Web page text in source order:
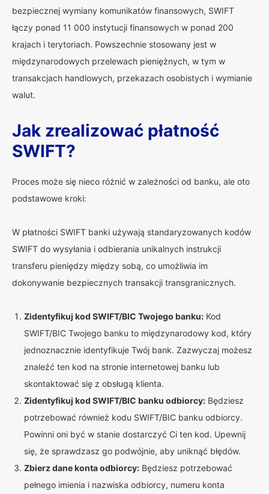
bezpiecznej wymiany komunikatów finansowych, SWIFT
łączy ponad 11 000 instytucji finansowych w ponad 200
krajach i terytoriach. Powszechnie stosowany jest w
międzynarodowych przelewach pieniężnych, w tym w
transakcjach handlowych, przekazach osobistych i wymianie
walut.
Jak zrealizować płatność
SWIFT?
Proces może się nieco różnić w zależności od banku, ale oto
podstawowe kroki:
W płatności SWIFT banki używają standaryzowanych kodów
SWIFT do wysyłania i odbierania unikalnych instrukcji
transferu pieniędzy między sobą, co umożliwia im
dokonywanie bezpiecznych transakcji transgranicznych.
Zidentyfikuj kod SWIFT/BIC Twojego banku: Kod
SWIFT/BIC Twojego banku to międzynarodowy kod, który
jednoznacznie identyfikuje Twój bank. Zazwyczaj możesz
znaleźć ten kod na stronie internetowej banku lub
skontaktować się z obsługą klienta.
Zidentyfikuj kod SWIFT/BIC banku odbiorcy: Będziesz
potrzebować również kodu SWIFT/BIC banku odbiorcy.
Powinni oni być w stanie dostarczyć Ci ten kod. Upewnij
się, że sprawdzasz go podwójnie, aby uniknąć błędów.
Zbierz dane konta odbiorcy: Będziesz potrzebować
pełnego imienia i nazwiska odbiorcy, numeru konta